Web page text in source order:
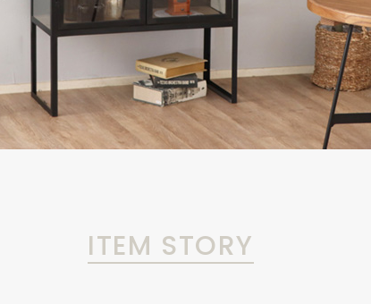
ITEM STORY